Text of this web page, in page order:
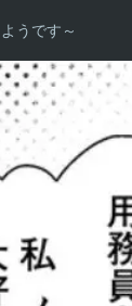
うです～